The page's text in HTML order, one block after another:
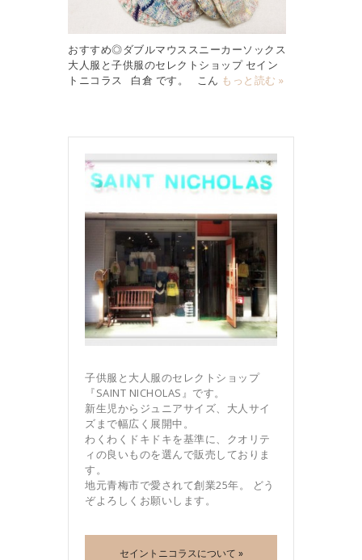
おすすめ◎ダブルマウススニーカーソックス
大人服と子供服のセレクトショップ セイン
トニコラス 白倉 です。 こん もっと読む »
子供服と大人服のセレクトショップ
『SAINT NICHOLAS』です。
新生児からジュニアサイズ、大人サイ
ズまで幅広く展開中。
わくわくドキドキを基準に、クオリテ
ィの良いものを選んで販売しておりま
す。
地元青梅市で愛されて創業25年。 どう
ぞよろしくお願いします。
セイントニコラスについて »